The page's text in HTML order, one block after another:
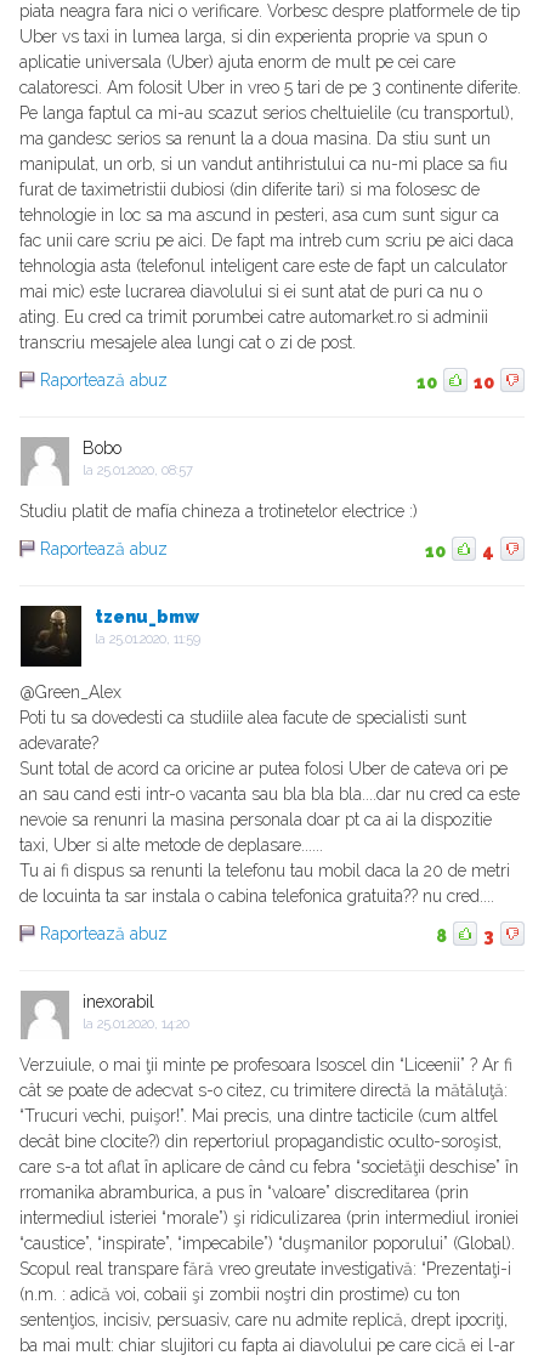
piata neagra fara nici o verificare. Vorbesc despre platformele de tip
Uber vs taxi in lumea larga, si din experienta proprie va spun o
aplicatie universala (Uber) ajuta enorm de mult pe cei care
calatoresci. Am folosit Uber in vreo 5 tari de pe 3 continente diferite.
Pe langa faptul ca mi-au scazut serios cheltuielile (cu transportul),
ma gandesc serios sa renunt la a doua masina. Da stiu sunt un
manipulat, un orb, si un vandut antihristului ca nu-mi place sa fiu
furat de taximetristii dubiosi (din diferite tari) si ma folosesc de
tehnologie in loc sa ma ascund in pesteri, asa cum sunt sigur ca
fac unii care scriu pe aici. De fapt ma intreb cum scriu pe aici daca
tehnologia asta (telefonul inteligent care este de fapt un calculator
mai mic) este lucrarea diavolului si ei sunt atat de puri ca nu o
ating. Eu cred ca trimit porumbei catre automarket.ro si adminii
transcriu mesajele alea lungi cat o zi de post.
Raportează abuz
10 10
Bobo
la 25.01.2020, 08:57
Studiu platit de mafía chineza a trotinetelor electrice :)
Raportează abuz
10 4
tzenu_bmw
la 25.01.2020, 11:59
@Green_Alex
Poti tu sa dovedesti ca studiile alea facute de specialisti sunt
adevarate?
Sunt total de acord ca oricine ar putea folosi Uber de cateva ori pe
an sau cand esti intr-o vacanta sau bla bla bla....dar nu cred ca este
nevoie sa renunri la masina personala doar pt ca ai la dispozitie
taxi, Uber si alte metode de deplasare......
Tu ai fi dispus sa renunti la telefonu tau mobil daca la 20 de metri
de locuinta ta sar instala o cabina telefonica gratuita?? nu cred....
Raportează abuz
8 3
inexorabil
la 25.01.2020, 14:20
Verzuiule, o mai ţii minte pe profesoara Isoscel din “Liceenii” ? Ar fi
cât se poate de adecvat s-o citez, cu trimitere directă la mătăluţă:
“Trucuri vechi, puişor!”. Mai precis, una dintre tacticile (cum altfel
decât bine clocite?) din repertoriul propagandistic oculto-soroşist,
care s-a tot aflat în aplicare de când cu febra “societăţii deschise” în
rromanika abramburica, a pus în “valoare” discreditarea (prin
intermediul isteriei “morale”) şi ridiculizarea (prin intermediul ironiei
“caustice”, “inspirate”, “impecabile”) “duşmanilor poporului” (Global).
Scopul real transpare fără vreo greutate investigativă: “Prezentaţi-i
(n.m. : adică voi, cobaii şi zombii noştri din prostime) cu ton
sentenţios, incisiv, persuasiv, care nu admite replică, drept ipocriţi,
ba mai mult: chiar slujitori cu fapta ai diavolului pe care cică ei l-ar